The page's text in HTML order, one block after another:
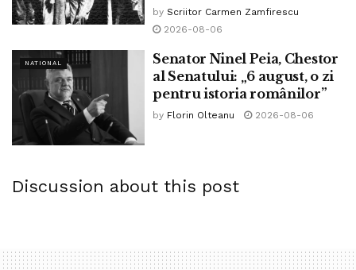
by Scriitor Carmen Zamfirescu
2026-08-06
NATIONAL
Senator Ninel Peia, Chestor
al Senatului: „6 august, o zi
pentru istoria românilor”
by Florin Olteanu 2026-08-06
Discussion about this post